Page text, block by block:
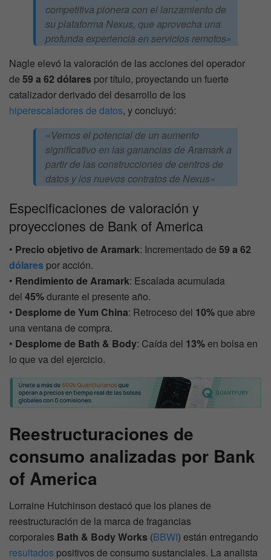
competitiva pionera con el lanzamiento de
su plataforma Nexus, que aprovecha una
profunda experiencia en servicios remotos»
Nagle elevó la valoración de las acciones del operador
de 59 a 62 dólares por título, proyectando un fuerte
catalizador derivado del desarrollo de los
hiperescaladores de datos, y concluyó:
«Vemos el potencial de un aumento
significativo en las ganancias de Aramark a
partir de las construcciones de centros de
datos y los nuevos contratos de Nexus»
Especificaciones de valoración y
proyecciones de Bank of America
• Precio objetivo de Aramark: Incrementado de 59 a 62
dólares por acción.
• Rendimiento de Aramark: Escalada acumulada
del 45%durante el presente año.
• Desplome de Yum China: Retroceso del 10%que abre
una ventana de compra.
• Desplome de Bath & Body: Caída del 13%en bolsa en
lo que va del ejercicio.
Reestructuraciones de
consumo analizadas por Bank
of America
Lorraine Hutchinson destacó que los planes de
reestructuración de la marca de fragancias
corporales Bath & Body Works (BBWI) están entregando
resultados positivos de consumo sustanciales. La analista